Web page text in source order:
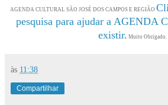
AGENDA CULTURAL SÃO JOSÉ DOS CAMPOS E REGIÃO
pesquisa para ajudar a AGENDA
existir. Muito Obrigado.
às 11:38
Compartilhar